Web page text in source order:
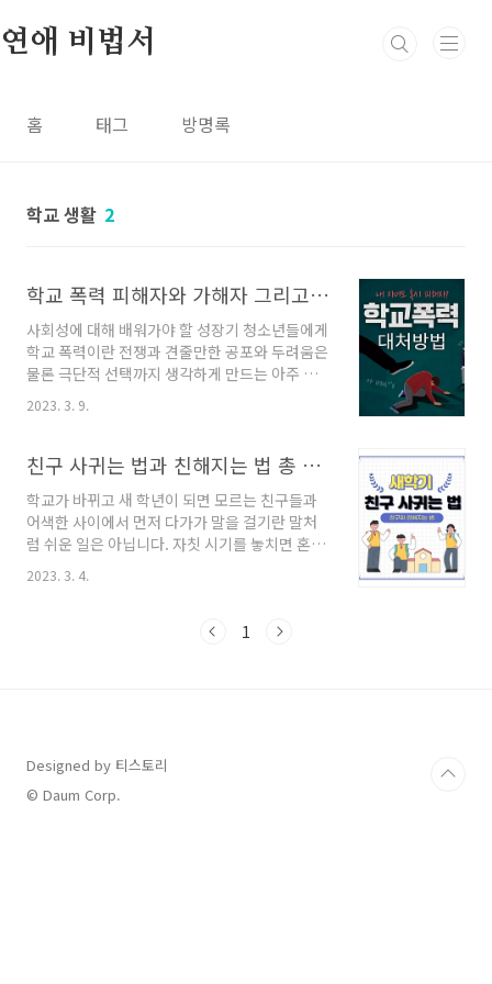
연애 비법서
홈 태그 방명록
학교 생활 2
학교 폭력 피해자와 가해자 그리고 대처 방법
사회성에 대해 배워가야 할 성장기 청소년들에게
학교 폭력이란 전쟁과 견줄만한 공포와 두려움은
물론 극단적 선택까지 생각하게 만드는 아주 극
악무도한 범죄입니다. 지금도 학교 폭력으로 고
통받고 있는 젊은 친구들에게 이 글을 바치며 무
폭력 피해자 2. 학교 폭력 가해자 3. 글을 마치
상담센터 학교 폭력 피해자 드라마 '더 글로리' 시
즌 1을 보면 여 주인공이 학창 시절 엄청난 괴롭
힘과 학교 폭력으로 자퇴를 한 후 성인이 되어 자
신을 괴롭혔던 무리들에게 복수를 하는 내용인데
히는 장면인데 이 부분이 실제 사건을 모티브로..
2023. 3. 9.
친구 사귀는 법과 친해지는 법 총 정리!!
학교가 바뀌고 새 학년이 되면 모르는 친구들과
어색한 사이에서 먼저 다가가 말을 걸기란 말처
럼 쉬운 일은 아닙니다. 자칫 시기를 놓치면 혼자
가 되어버릴 수도 있죠. 그런 친구들을 위해 준비
했습니다. 새 학년 친구 사귀는 법, 친해지는 법.
교, 중학교에서 고등학교로 진학하면서 학업에
천해 보는 건 어떨까요? 그리고 아래에 좋아하는
이성에게 고백하는 법과 연애 비법서 남겨 드리
니 관심있으신 분들은 읽어보셔요. 이성에게 고
2023. 3. 4.
1
Designed by 티스토리
© Daum Corp.